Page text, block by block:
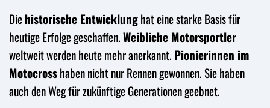
Diehistorische Entwicklunghat eine starke Basis für
heutige Erfolge geschaffen.Weibliche Motorsportler
weltweit werden heute mehr anerkannt. Pionierinnen im
Motocrosshaben nicht nur Rennen gewonnen. Sie haben
auch den Weg für zukünftige Generationen geebnet.